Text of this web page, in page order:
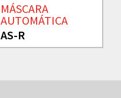
MÁSCARA
AUTOMÁTICA
AS-R